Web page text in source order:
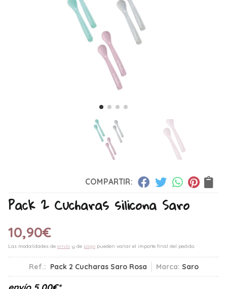
COMPARTIR:
Pack 2 Cucharas silicona Saro
10,90€
Las modalidades de envío y de pago pueden variar el importe final del pedido.
Ref.: Pack 2 Cucharas Saro Rosa Marca: Saro